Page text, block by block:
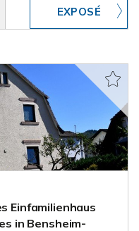
Einfamilienhaus
in Bensheim-